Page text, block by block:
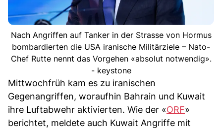
Nach Angriffen auf Tanker in der Strasse von Hormus
bombardierten die USA iranische Militärziele – Nato-
Chef Rutte nennt das Vorgehen «absolut notwendig».
- keystone
Mittwochfrüh kam es zu iranischen
Gegenangriffen, woraufhin Bahrain und Kuwait
ihre Luftabwehr aktivierten. Wie der «ORF»
berichtet, meldete auch Kuwait Angriffe mit